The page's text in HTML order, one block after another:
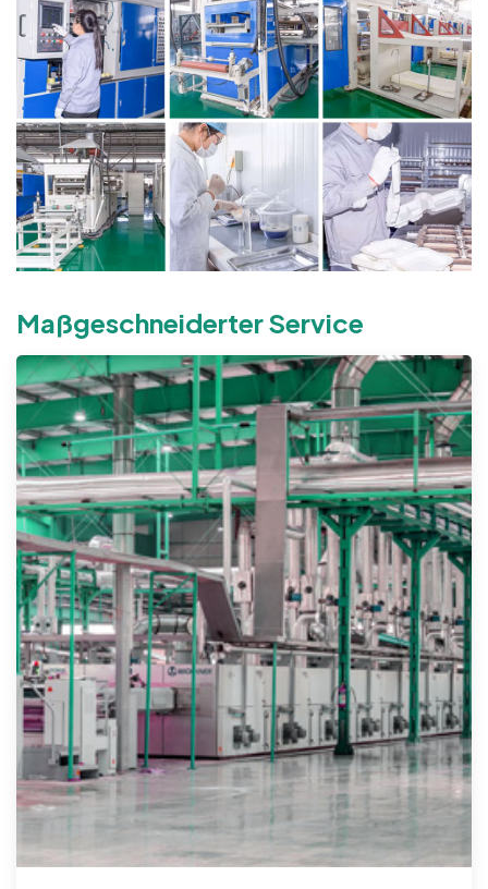
Maßgeschneiderter Service